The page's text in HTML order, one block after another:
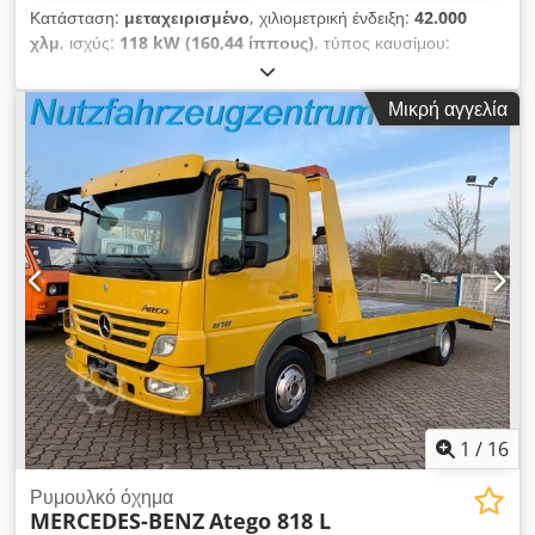
Κατάσταση: μεταχειρισμένο, χιλιομετρική ένδειξη: 42.000
χλμ, ισχύς: 118 kW (160,44 ίππους), τύπος καυσίμου:
, τύπος μετάδοσης:
κατηγορία εκπομπών:Euro 6, Έτος κατασκευής:2023,
Εξοπλισμός:ABS, κεντρικό κλείδωμα, κλιματισμός,
, Αριθμός θυρών: 4
Έτος κατασκευής: 2023 Καμπίνα: διπλή Codpfxszh It Se Al
Tjha ΦΠΑ/Φορολόγηση διαφοράς: Εκπεστέος ΦΠΑ =
Επιπρόσθετες επιλογές και εξοπλισμός = - Αερόσακος -
Σύστημα συναγερμού κατηγορίας 1 - Ένδειξη εξωτερικής
θερμοκρασίας - Ηλεκτρικά παράθυρα - Ηλεκτρικά ρυθμιζόμενοι
εξωτερικοί καθρέπτες - Σύστημα κάμερας - Πίσω αερανάρτηση
- Κάμερα οπισθοπορείας - Βοηθός διατήρησης λωρίδας - Λήψη
ισχύος (PTO) = Σημειώσεις = Έκδοση 7 ατόμων με σύστημα
Insoli. ΣΑΝ ΚΑΙΝΟΥΡΓΙΟ.
Μικρή αγγελία
1 / 16
Ρυμουλκό όχημα
MERCEDES-BENZAtego 818 L